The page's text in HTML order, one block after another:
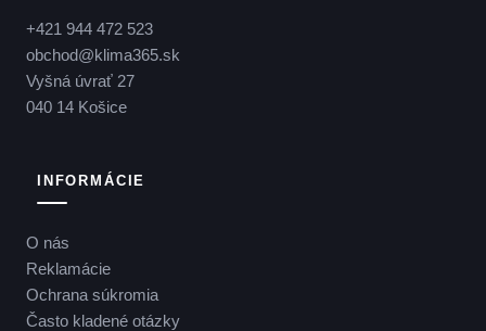
+421 944 472 523
obchod@klima365.sk
Vyšná úvrať 27
040 14 Košice
INFORMÁCIE
O nás
Reklamácie
Ochrana súkromia
Často kladené otázky